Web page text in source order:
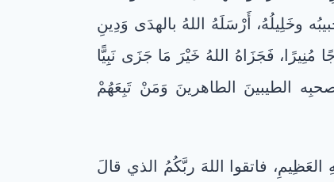
وخَلِيلُهُ، أَرْسَلَهُ اللهُ بالهدَی وَدِينِ
مُنِيرًا، فَجَزَاهُ اللهُ خَيْرَ مَا جَزَى نَبِيًّا
الطيبينَ الطاهرينَ وَمَنْ تَبِعَهُمْ
فاتقوا اللهَ ربَّكُمُ الذي قالَ